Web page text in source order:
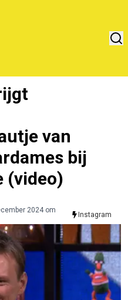
van
bij
(video)
2024 om
Instagram